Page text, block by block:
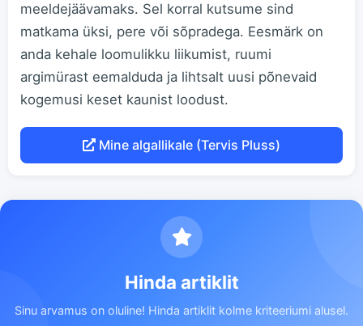
meeldejäävamaks. Sel korral kutsume sind
matkama üksi, pere või sõpradega. Eesmärk on
anda kehale loomulikku liikumist, ruumi
argimürast eemalduda ja lihtsalt uusi põnevaid
kogemusi keset kaunist loodust.
Mine algallikale (Tervis Pluss)
Hinda artiklit
Sinu arvamus on oluline! Hinda artiklit kolme kriteeriumi alusel.